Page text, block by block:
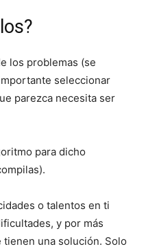
los problemas (se
seleccionar
parezca necesita ser
para dicho
o talentos en ti
y por más
una solución. Solo